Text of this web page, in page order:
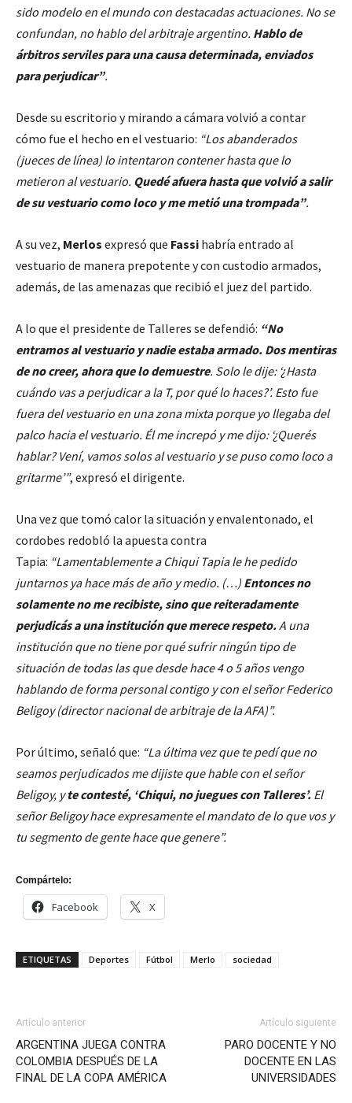
sido modelo en el mundo con destacadas actuaciones. No se
confundan, no hablo del arbitraje argentino. Hablo de
árbitros serviles para una causa determinada, enviados
para perjudicar”.
Desde su escritorio y mirando a cámara volvió a contar
cómo fue el hecho en el vestuario: “Los abanderados
(jueces de línea) lo intentaron contener hasta que lo
metieron al vestuario. Quedé afuera hasta que volvió a salir
de su vestuario como loco y me metió una trompada”.
A su vez, Merlos expresó que Fassi habría entrado al
vestuario de manera prepotente y con custodio armados,
además, de las amenazas que recibió el juez del partido.
A lo que el presidente de Talleres se defendió: “No
entramos al vestuario y nadie estaba armado. Dos mentiras
de no creer, ahora que lo demuestre. Solo le dije: ‘¿Hasta
cuándo vas a perjudicar a la T, por qué lo haces?’. Esto fue
fuera del vestuario en una zona mixta porque yo llegaba del
palco hacia el vestuario. Él me increpó y me dijo: ‘¿Querés
hablar? Vení, vamos solos al vestuario y se puso como loco a
gritarme’”, expresó el dirigente.
Una vez que tomó calor la situación y envalentonado, el
cordobes redobló la apuesta contra
Tapia: “Lamentablemente a Chiqui Tapia le he pedido
juntarnos ya hace más de año y medio. (…) Entonces no
solamente no me recibiste, sino que reiteradamente
perjudicás a una institución que merece respeto.A una
institución que no tiene por qué sufrir ningún tipo de
situación de todas las que desde hace 4 o 5 años vengo
hablando de forma personal contigo y con el señor Federico
Beligoy (director nacional de arbitraje de la AFA)”.
Por último, señaló que: “La última vez que te pedí que no
seamos perjudicados me dijiste que hable con el señor
Beligoy, yte contesté, ‘Chiqui, no juegues con Talleres’. El
señor Beligoy hace expresamente el mandato de lo que vos y
tu segmento de gente hace que genere”.
Compártelo:
Facebook X
ETIQUETAS Deportes Fútbol Merlo sociedad
Artículo anterior
ARGENTINA JUEGA CONTRA
COLOMBIA DESPUÉS DE LA
FINAL DE LA COPA AMÉRICA
Artículo siguiente
PARO DOCENTE Y NO
DOCENTE EN LAS
UNIVERSIDADES